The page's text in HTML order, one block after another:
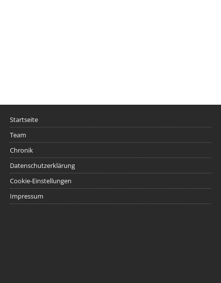
Startseite
Team
Chronik
Datenschutzerklärung
Cookie-Einstellungen
Impressum